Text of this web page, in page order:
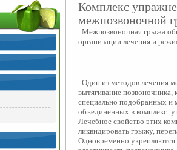
Комплекс
межпозвоночной
Межпозвоночная грыжа
организации лечения и
Один из методов лечения
вытягивание
специально подобранных и
объединенных в комплекс
Лечебное свойство этих
ликвидировать грыжу,
Одновременно